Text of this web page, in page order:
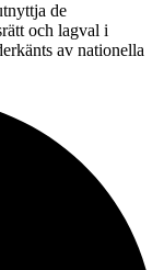
de
och lagval i
av nationella